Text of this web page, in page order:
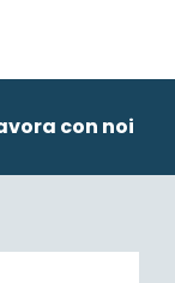
con noi